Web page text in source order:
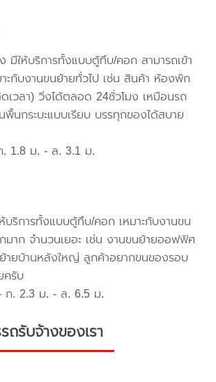
มีให้บริการทั้งแบบตู้ทึบ/คอก สามารถเข้า
ะกับงานขนย้ายทั่วไป เช่น สินค้า ห้องพัก
เวลา) วิ่งได้ตลอด 24ชั่วโมง เหมือนรถ
พื้นกระบะแบบเรียบ บรรทุกของได้สบาย
1.8 ม. - ล. 3.1 ม.
บริการทั้งแบบตู้ทึบ/คอก เหมาะกับงานขน
าก จำนวนเยอะ เช่น งานขนย้ายออฟฟิศ
ายบ้านหลังใหญ่ ลูกค้าอยากขนของรอบ
ครับ
ก. 2.3 ม. - ล. 6.5 ม.
ถรับจ้างของเรา